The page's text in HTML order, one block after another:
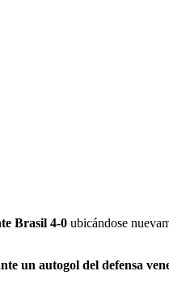
Brasil 4-0 ubicándose
un autogol del defensa